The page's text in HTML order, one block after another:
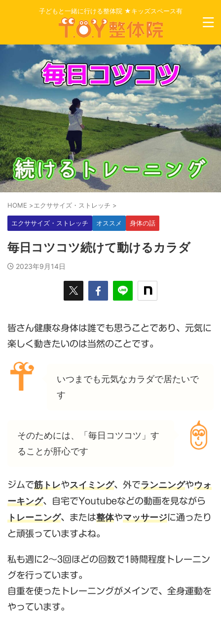
子どもと一緒に行ける整体院 ★キッズスペース有
HOME >エクササイズ・ストレッチ >
エクササイズ・ストレッチ オススメ 身体の話
毎日コツコツ続けて動けるカラダ
2023年9月14日
皆さん健康な身体は誰でも思うことであり、元気に
楽しく動きたいのは当然のことです。
いつまでも元気なカラダで居たいで
す
そのためには、「毎日コツコツ」す
ることが肝心です
ジムで筋トレやスイミング、外でランニングやウォ
ーキング、自宅でYoutubeなどの動画を見ながら
トレーニング、または整体やマッサージに通ったり
と頑張っていますよね。
私も週に2～3回ほどの回数で1時間程度トレーニン
グを行っています。
自重を使ったトレーニングがメインで、全身運動を
やっています。